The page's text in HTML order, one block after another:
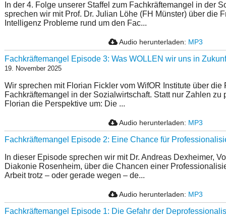
In der 4. Folge unserer Staffel zum Fachkräftemangel in der
sprechen wir mit Prof. Dr. Julian Löhe (FH Münster) über die
Intelligenz Probleme rund um den Fac...
Audio herunterladen: MP3
Fachkräftemangel Episode 3: Was WOLLEN wir uns in
19. November 2025
Wir sprechen mit Florian Fickler vom WifOR Institute über die
Fachkräftemangel in der Sozialwirtschaft. Statt nur Zahlen zu
Florian die Perspektive um: Die ...
Audio herunterladen: MP3
Fachkräftemangel Episode 2: Eine Chance für
In dieser Episode sprechen wir mit Dr. Andreas Dexheimer,
Diakonie Rosenheim, über die Chancen einer
Arbeit trotz – oder gerade wegen – de...
Audio herunterladen: MP3
Fachkräftemangel Episode 1: Die Gefahr der